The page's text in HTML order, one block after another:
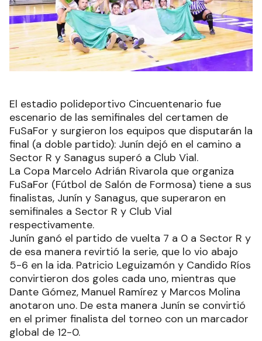
El estadio polideportivo Cincuentenario fue
escenario de las semifinales del certamen de
FuSaFor y surgieron los equipos que disputarán la
final (a doble partido): Junín dejó en el camino a
Sector R y Sanagus superó a Club Vial.
La Copa Marcelo Adrián Rivarola que organiza
FuSaFor (Fútbol de Salón de Formosa) tiene a sus
finalistas, Junín y Sanagus, que superaron en
semifinales a Sector R y Club Vial
respectivamente.
Junín ganó el partido de vuelta 7 a 0 a Sector R y
de esa manera revirtió la serie, que lo vio abajo
5-6 en la ida. Patricio Leguizamón y Candido Ríos
convirtieron dos goles cada uno, mientras que
Dante Gómez, Manuel Ramírez y Marcos Molina
anotaron uno. De esta manera Junín se convirtió
en el primer finalista del torneo con un marcador
global de 12-0.